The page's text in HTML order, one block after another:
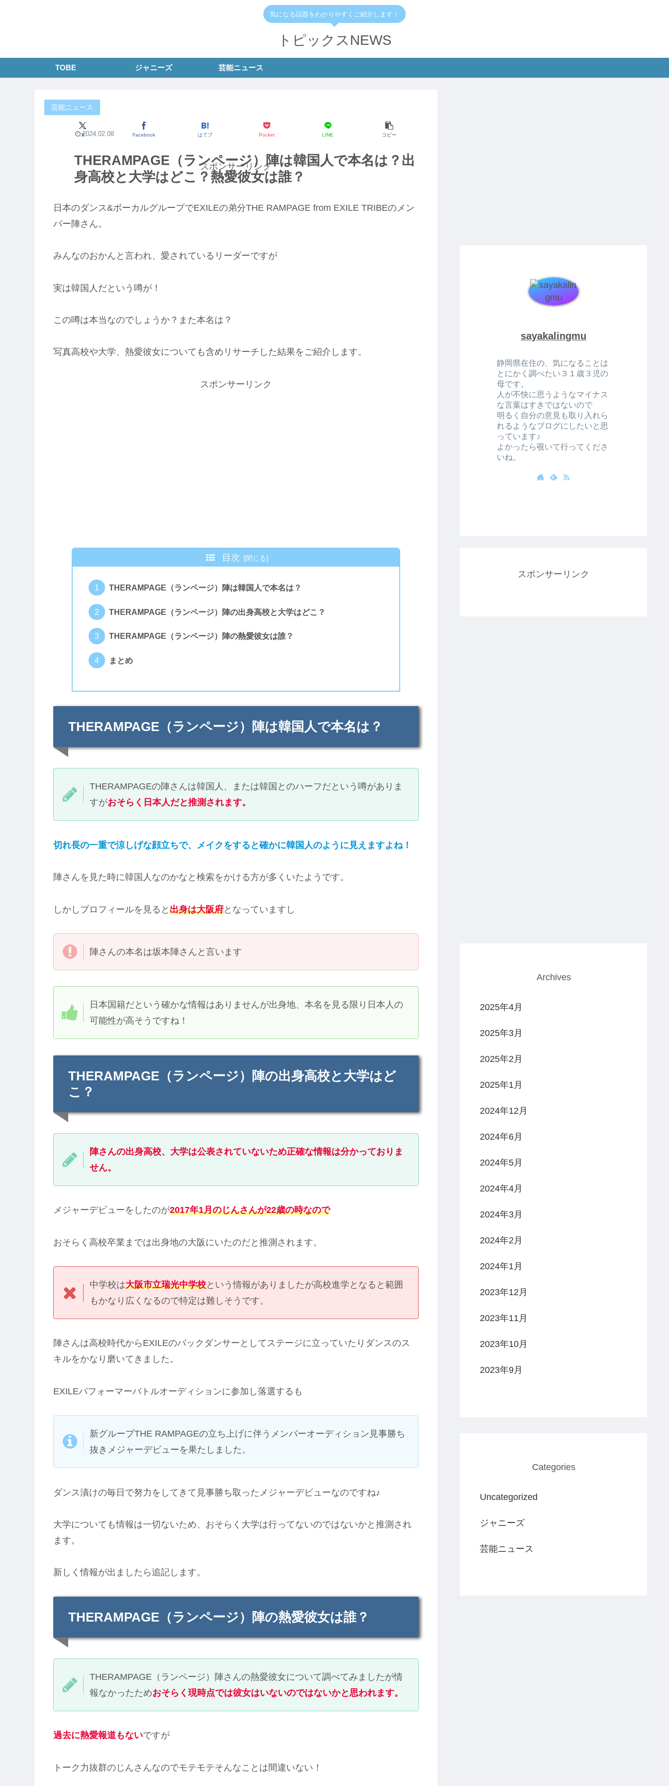
気になる話題をわかりやすくご紹介します！
トピックスNEWS
TOBE ジャニーズ 芸能ニュース
THERAMPAGE（ランページ）陣は韓国人で本名は？出
身高校と大学はどこ？熱愛彼女は誰？
芸能ニュース
X Facebook はてブ Pocket LINE コピー
2024.02.08
スポンサーリンク
日本のダンス&ボーカルグループでEXILEの弟分THE RAMPAGE from EXILE TRIBEのメン
バー陣さん。
みんなのおかんと言われ、愛されているリーダーですが
実は韓国人だという噂が！
この噂は本当なのでしょうか？また本名は？
写真高校や大学、熱愛彼女についても含めリサーチした結果をご紹介します。
スポンサーリンク
目次
THERAMPAGE（ランページ）陣は韓国人で本名は？
THERAMPAGE（ランページ）陣の出身高校と大学はどこ？
THERAMPAGE（ランページ）陣の熱愛彼女は誰？
まとめ
THERAMPAGE（ランページ）陣は韓国人で本名は？
THERAMPAGEの陣さんは韓国人、または韓国とのハーフだという噂がありま
すがおそらく日本人だと推測されます。
切れ長の一重で涼しげな顔立ちで、メイクをすると確かに韓国人のように見えますよね！
陣さんを見た時に韓国人なのかなと検索をかける方が多くいたようです。
しかしプロフィールを見ると 出身は大阪府となっていますし
陣さんの本名は坂本陣さんと言います
日本国籍だという確かな情報はありませんが出身地、本名を見る限り日本人の
可能性が高そうですね！
THERAMPAGE（ランページ）陣の出身高校と大学はど
こ？
陣さんの出身高校、大学は公表されていないため正確な情報は分かっておりま
せん。
メジャーデビューをしたのが2017年1月のじんさんが22歳の時なので
おそらく高校卒業までは出身地の大阪にいたのだと推測されます。
中学校は大阪市立瑞光中学校という情報がありましたが高校進学となると範囲
もかなり広くなるので特定は難しそうです。
陣さんは高校時代からEXILEのバックダンサーとしてステージに立っていたりダンスのス
キルをかなり磨いてきました。
EXILEパフォーマーバトルオーディションに参加し落選するも
新グループTHE RAMPAGEの立ち上げに伴うメンバーオーディション見事勝ち
抜きメジャーデビューを果たしました。
ダンス漬けの毎日で努力をしてきて見事勝ち取ったメジャーデビューなのですね♪
大学についても情報は一切ないため、おそらく大学は行ってないのではないかと推測され
ます。
新しく情報が出ましたら追記します。
THERAMPAGE（ランページ）陣の熱愛彼女は誰？
THERAMPAGE（ランページ）陣さんの熱愛彼女について調べてみましたが情
報なかったためおそらく現時点では彼女はいないのではないかと思われます。
過去に熱愛報道もないですが
トーク力抜群のじんさんなのでモテモテそんなことは間違いない！
sayakalingmu
静岡県在住の、気になることは
とにかく調べたい３１歳３児の
母です。
人が不快に思うようなマイナス
な言葉はすきではないので
明るく自分の意見も取り入れら
れるようなブログにしたいと思
っています♪
よかったら覗いて行ってくださ
いね。
スポンサーリンク
Archives
2025年4月
2025年3月
2025年2月
2025年1月
2024年12月
2024年6月
2024年5月
2024年4月
2024年3月
2024年2月
2024年1月
2023年12月
2023年11月
2023年10月
2023年9月
Categories
Uncategorized
ジャニーズ
芸能ニュース